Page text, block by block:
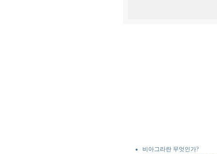
비아그라란 무엇인가?